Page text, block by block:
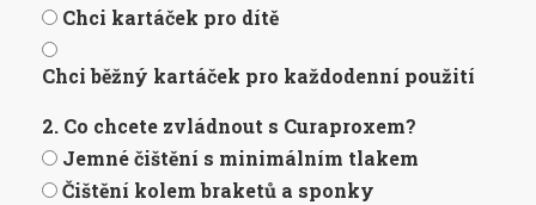
Chci kartáček pro dítě
Chci běžný kartáček pro každodenní použití
2. Co chcete zvládnout s Curaproxem?
Jemné čištění s minimálním tlakem
Čištění kolem braketů a sponky